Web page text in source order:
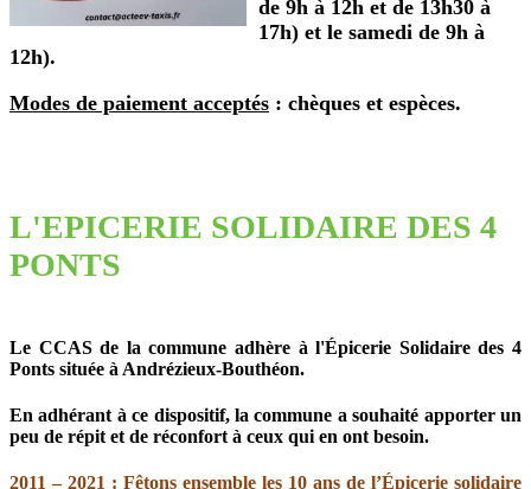
de 9h à 12h et de 13h30 à
17h) et le samedi de 9h à
12h).
Modes de paiement acceptés : chèques et espèces.
L'EPICERIE SOLIDAIRE DES 4
PONTS
Le CCAS de la commune adhère à l'Épicerie Solidaire des 4
Ponts située à Andrézieux-Bouthéon.
En adhérant à ce dispositif, la commune a souhaité apporter un
peu de répit et de réconfort à ceux qui en ont besoin.
2011 – 2021 : Fêtons ensemble les 10 ans de l’Épicerie solidaire